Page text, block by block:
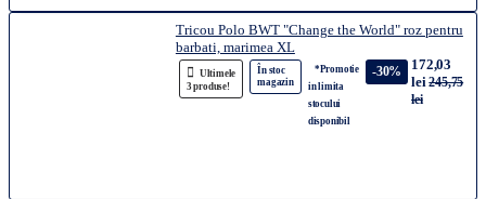
Tricou Polo BWT "Change the World" roz pentru
barbati, marimea XL
Ultimele
3 produse!
În stoc
magazin
*Promotie
in limita
stocului
disponibil
-30%
172,03
lei 245,75
lei